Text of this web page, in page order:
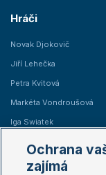
Hráči
Novak Djokovič
Jiří Lehečka
Petra Kvitová
Markéta Vondroušová
Iga Swiatek
Žebříčky
Ochrana
zajímá